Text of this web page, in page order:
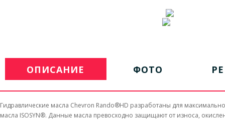
ОПИСАНИЕ ФОТО
Гидравлические масла Chevron Rando®HD разработаны для
масла ISOSYN®. Данные масла превосходно защищают от износа,